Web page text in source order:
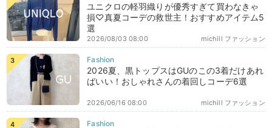
ユニクロの軽羽織りが優秀すぎて買わなきゃ
損♡真夏コーデの救世主！おすすめアイテム5
選
michill ファッション
2026/08/03 08:00
2026夏、黒トップスはGUのこの3着だけあれ
ばいい！おしゃれさんの着回しコーデ6選
michill ファッション
2026/06/16 08:00